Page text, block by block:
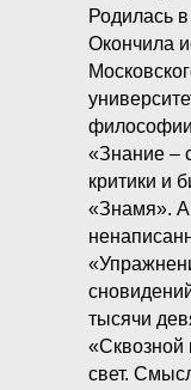
Родилась
Окончила
философии
«Знание –
критики и
«Знамя».
тысячи
свет.